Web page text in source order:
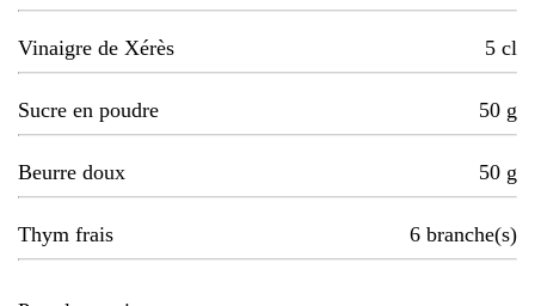
Vinaigre de Xérès 5 cl
Sucre en poudre 50 g
Beurre doux 50 g
Thym frais 6 branche(s)